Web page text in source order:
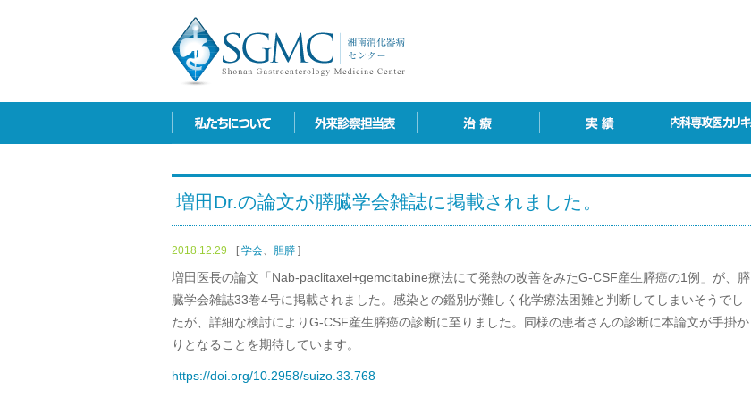
増田Dr.の論文が膵臓学会雑誌に掲載されました。
2018.12.29 [学会、 胆膵 ]
増田医長の論文「Nab-paclitaxel+gemcitabine療法にて発熱の改善をみたG-CSF産生膵癌の1例」が、膵
臓学会雑誌33巻4号に掲載されました。感染との鑑別が難しく化学療法困難と判断してしまいそうでし
たが、詳細な検討によりG-CSF産生膵癌の診断に至りました。同様の患者さんの診断に本論文が手掛か
りとなることを期待しています。
https://doi.org/10.2958/suizo.33.768